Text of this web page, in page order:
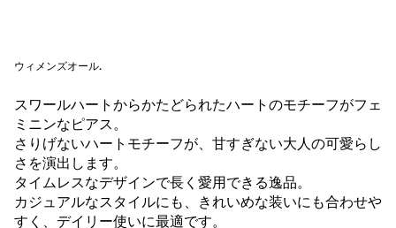
ウィメンズオール.
スワールハートからかたどられたハートのモチーフがフェ
ミニンなピアス。
さりげないハートモチーフが、甘すぎない大人の可愛らし
さを演出します。
タイムレスなデザインで長く愛用できる逸品。
カジュアルなスタイルにも、きれいめな装いにも合わせや
すく、デイリー使いに最適です。